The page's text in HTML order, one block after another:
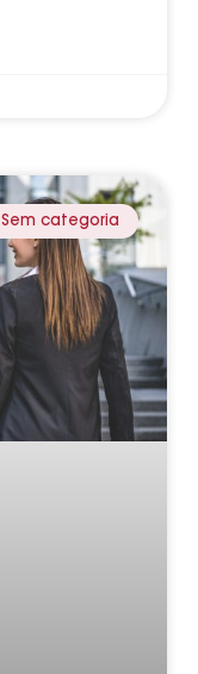
Sem categoria